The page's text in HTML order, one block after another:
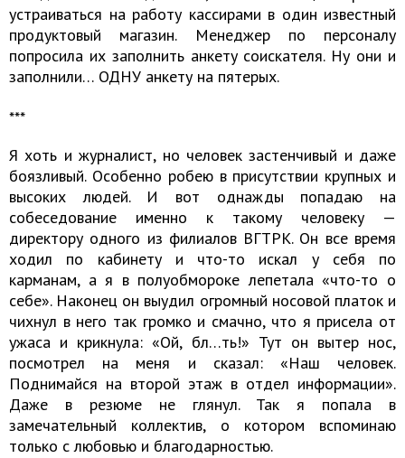
устраиваться на работу кассирами в один известный
продуктовый магазин. Менеджер по персоналу
попросила их заполнить анкету соискателя. Ну они и
заполнили… ОДНУ анкету на пятерых.
​​​​​​​***
Я хоть и журналист, но человек застенчивый и даже
боязливый. Особенно робею в присутствии крупных и
высоких людей. И вот однажды попадаю на
собеседование именно к такому человеку —
директору одного из филиалов ВГТРК. Он все время
ходил по кабинету и что-то искал у себя по
карманам, а я в полуобмороке лепетала «что-то о
себе». Наконец он выудил огромный носовой платок и
чихнул в него так громко и смачно, что я присела от
ужаса и крикнула: «Ой, бл…ть!» Тут он вытер нос,
посмотрел на меня и сказал: «Наш человек.
Поднимайся на второй этаж в отдел информации».
Даже в резюме не глянул. Так я попала в
замечательный коллектив, о котором вспоминаю
только с любовью и благодарностью.